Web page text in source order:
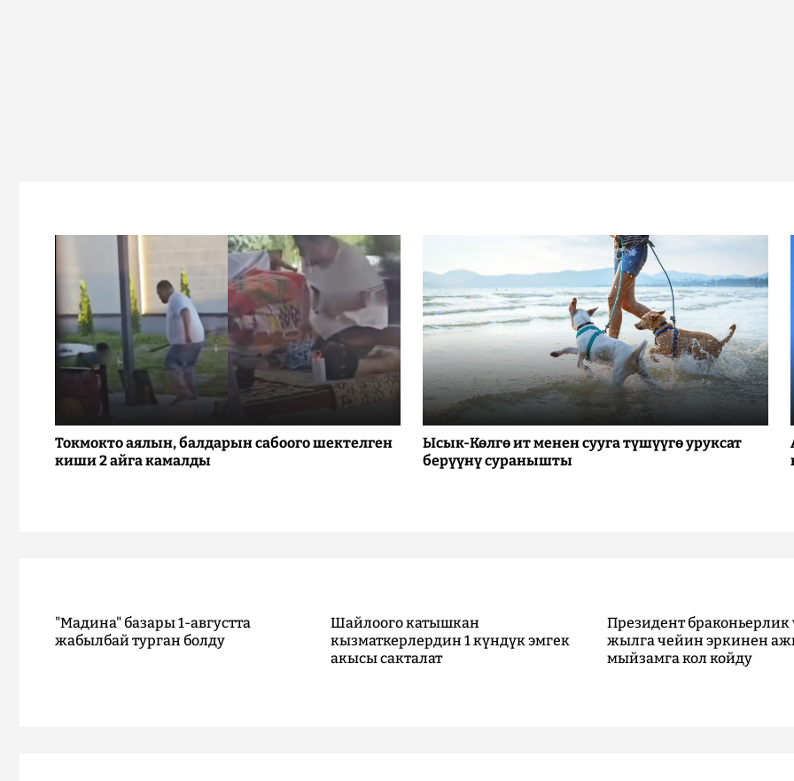
Токмокто аялын, балдарын сабоого шектелген
киши 2 айга камалды
Ысык-Көлгө ит менен сууга түшүүгө уруксат
берүүнү суранышты
"Мадина" базары 1-августта
жабылбай турган болду
Шайлоого катышкан
кызматкерлердин 1 күндүк эмгек
акысы сакталат
Президент браконьерлик
жылга чейин эркинен
мыйзамга кол койду